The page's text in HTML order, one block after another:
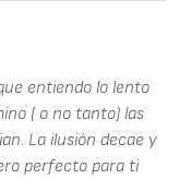
entiendo lo lento
( o no tanto) las
La ilusión decae y
perfecto para ti